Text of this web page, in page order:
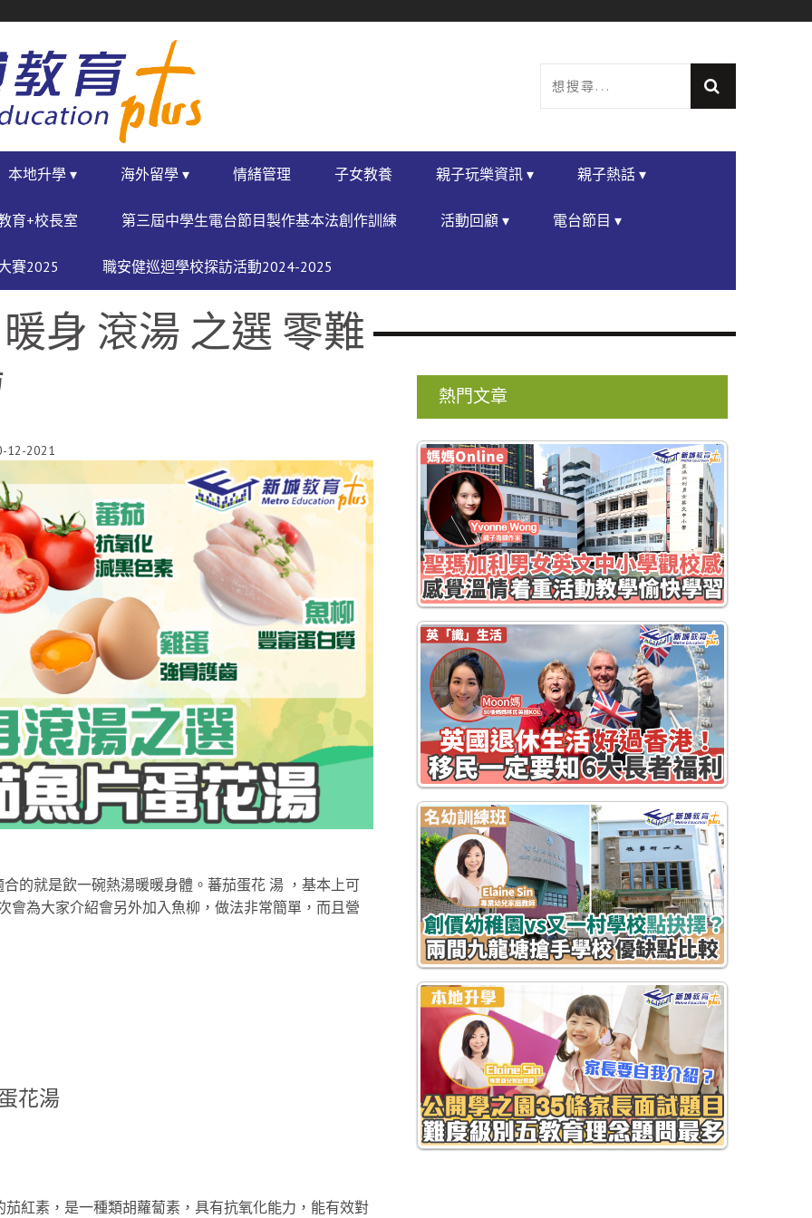
本地升學 ▾ 海外留學 ▾ 情緒管理 子女教養 親子玩樂資訊 ▾ 親子熱話 ▾
育+校長室 第三屆中學生電台節目製作基本法創作訓練 活動回顧 ▾ 電台節目 ▾
賽2025 職安健巡迴學校探訪活動2024-2025
身 滾湯 之選 零難
12-2021
的就是飲一碗熱湯暖暖身體。蕃茄蛋花 湯 ，基本上可
會為大家介紹會另外加入魚柳，做法非常簡單，而且營
花湯
紅素，是一種類胡蘿蔔素，具有抗氧化能力，能有效對
熱門文章